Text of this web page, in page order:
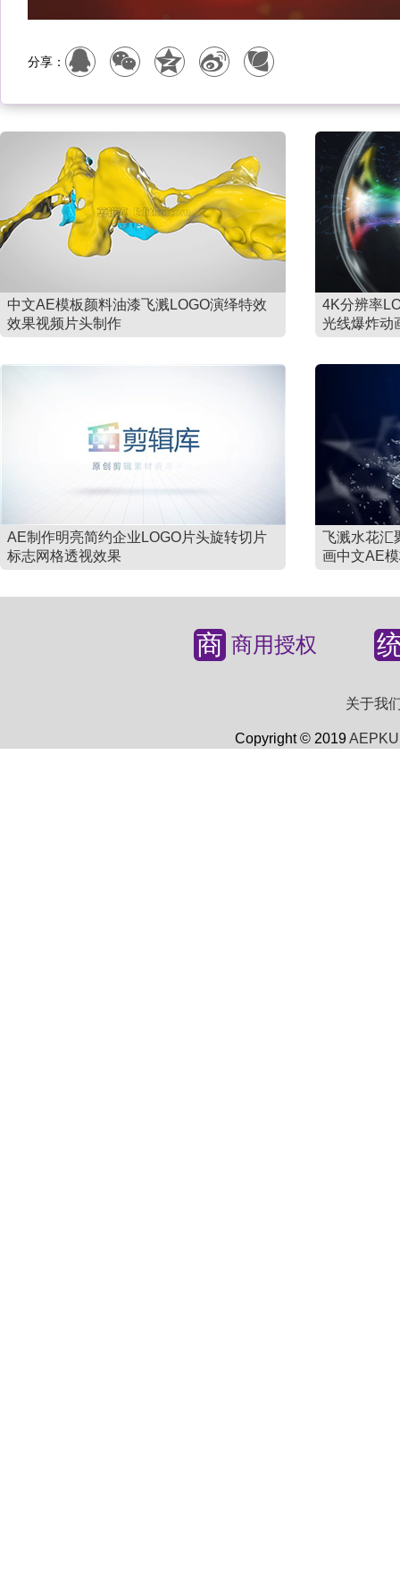
分享：
中文AE模板颜料油漆飞溅LOGO演绎特效
效果视频片头制作
4K分辨率
光线爆炸动
AE制作明亮简约企业LOGO片头旋转切片
标志网格透视效果
飞溅水花汇
画中文AE
商 商用授权
关于我
Copyright © 2019